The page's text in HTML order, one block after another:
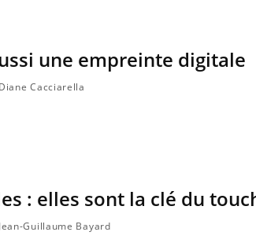
une empreinte digitale
Cacciarella
: elles sont la clé du
Guillaume Bayard
Cytomégalovirus : ce qui
change dans la prise en
enceintes